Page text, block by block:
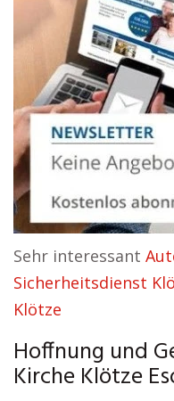
Sehr interessant
Sicherheitsdienst
Klötze
Hoffnung und
Kirche Klötze